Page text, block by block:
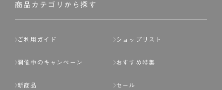
商品カテゴリから探す
ご利用ガイド ショップリスト
開催中のキャンペーン おすすめ特集
新商品 セール